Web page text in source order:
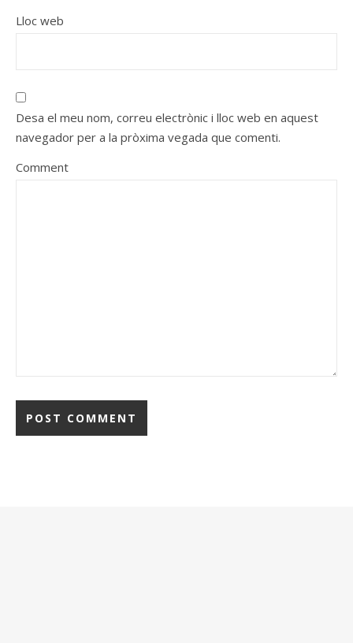
Lloc web
Desa el meu nom, correu electrònic i lloc web en aquest
navegador per a la pròxima vegada que comenti.
Comment